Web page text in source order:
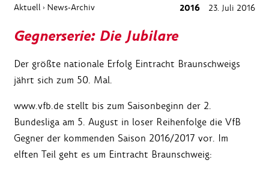
Aktuell › News-Archiv 2016 23. Juli 2016
Gegnerserie: Die Jubilare
Der größte nationale Erfolg Eintracht Braunschweigs
jährt sich zum 50. Mal.
www.vfb.de stellt bis zum Saisonbeginn der 2.
Bundesliga am 5. August in loser Reihenfolge die VfB
Gegner der kommenden Saison 2016/2017 vor. Im
elften Teil geht es um Eintracht Braunschweig: